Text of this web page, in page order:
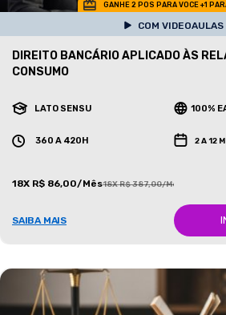
GANHE 2 POS PARA VOCE +1
COM VIDEOAULAS
DIREITO BANCÁRIO APLICADO ÀS
CONSUMO
LATO SENSU 100%
360 A 420H 2 A 12
18X R$ 86,00/Mês18X R$ 387,00/Mês
SAIBA MAIS